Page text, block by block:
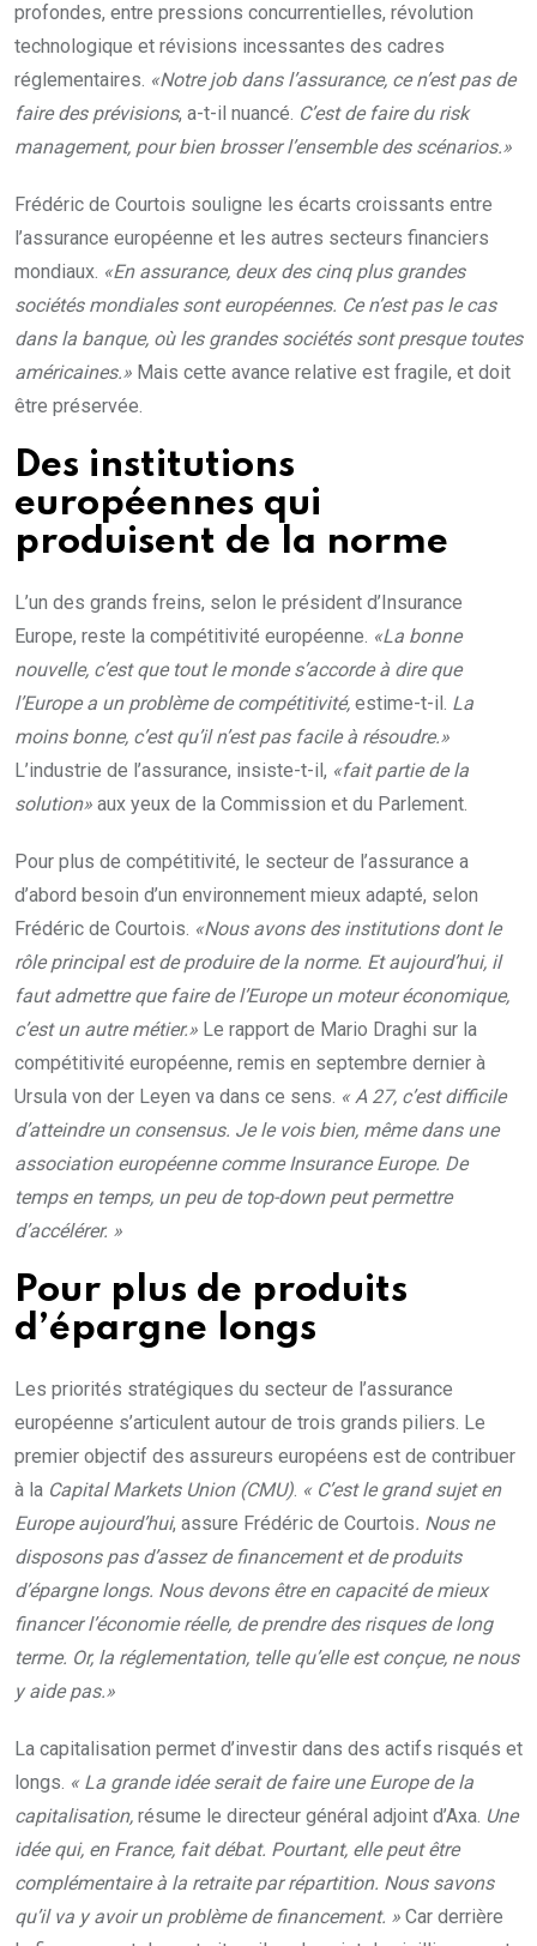
profondes, entre pressions concurrentielles, révolution
technologique et révisions incessantes des cadres
réglementaires. «Notre job dans l’assurance, ce n’est pas de
faire des prévisions, a-t-il nuancé. C’est de faire du risk
management, pour bien brosser l’ensemble des scénarios.»
Frédéric de Courtois souligne les écarts croissants entre
l’assurance européenne et les autres secteurs financiers
mondiaux. «En assurance, deux des cinq plus grandes
sociétés mondiales sont européennes. Ce n’est pas le cas
dans la banque, où les grandes sociétés sont presque toutes
américaines.» Mais cette avance relative est fragile, et doit
être préservée.
Des institutions
européennes qui
produisent de la norme
L’un des grands freins, selon le président d’Insurance
Europe, reste la compétitivité européenne. «La bonne
nouvelle, c’est que tout le monde s’accorde à dire que
l’Europe a un problème de compétitivité, estime-t-il. La
moins bonne, c’est qu’il n’est pas facile à résoudre.»
L’industrie de l’assurance, insiste-t-il, «fait partie de la
solution» aux yeux de la Commission et du Parlement.
Pour plus de compétitivité, le secteur de l’assurance a
d’abord besoin d’un environnement mieux adapté, selon
Frédéric de Courtois. «Nous avons des institutions dont le
rôle principal est de produire de la norme. Et aujourd’hui, il
faut admettre que faire de l’Europe un moteur économique,
c’est un autre métier.» Le rapport de Mario Draghi sur la
compétitivité européenne, remis en septembre dernier à
Ursula von der Leyen va dans ce sens. « A 27, c’est difficile
d’atteindre un consensus. Je le vois bien, même dans une
association européenne comme Insurance Europe. De
temps en temps, un peu de top-down peut permettre
d’accélérer. »
Pour plus de produits
d’épargne longs
Les priorités stratégiques du secteur de l’assurance
européenne s’articulent autour de trois grands piliers. Le
premier objectif des assureurs européens est de contribuer
à la Capital Markets Union (CMU). « C’est le grand sujet en
Europe aujourd’hui, assure Frédéric de Courtois. Nous ne
disposons pas d’assez de financement et de produits
d’épargne longs. Nous devons être en capacité de mieux
financer l’économie réelle, de prendre des risques de long
terme. Or, la réglementation, telle qu’elle est conçue, ne nous
y aide pas.»
La capitalisation permet d’investir dans des actifs risqués et
longs. « La grande idée serait de faire une Europe de la
capitalisation, résume le directeur général adjoint d’Axa. Une
idée qui, en France, fait débat. Pourtant, elle peut être
complémentaire à la retraite par répartition. Nous savons
qu’il va y avoir un problème de financement. » Car derrière